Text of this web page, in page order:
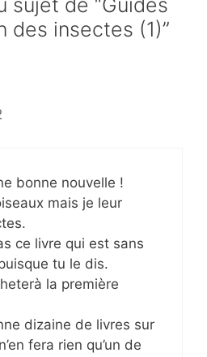
sujet de “Guides
des insectes (1)”
bonne nouvelle !
mais je leur
ce livre qui est sans
tu le dis.
la première
dizaine de livres sur
fera rien qu’un de